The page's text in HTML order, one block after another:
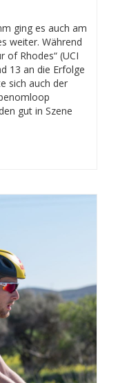
ging es auch am
weiter. Während
of Rhodes“ (UCI
13 an die Erfolge
sich auch der
gut in Szene